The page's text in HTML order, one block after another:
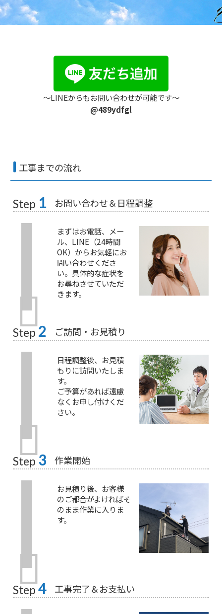
〜LINEからもお問い合わせが可能です〜
@489ydfgl
工事までの流れ
Step 1 お問い合わせ＆日程調整
まずはお電話、メー
ル、LINE（24時間
OK）からお気軽にお
問い合わせくださ
い。具体的な症状を
お尋ねさせていただ
きます。
Step 2 ご訪問・お見積り
日程調整後、お見積
もりに訪問いたしま
す。
ご予算があれば遠慮
なくお申し付けくだ
さい。
Step 3 作業開始
お見積り後、お客様
のご都合がよければそ
のまま作業に入りま
す。
Step 4 工事完了＆お支払い